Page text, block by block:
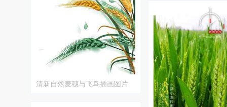
清新自然麦穗与飞鸟插画图片